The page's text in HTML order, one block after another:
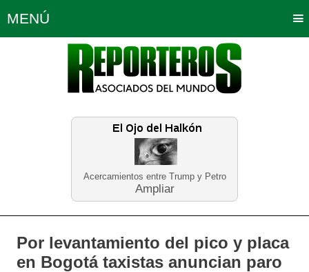
Acercamientos entre Trump y Petro
Ampliar
MENÚ
Política Opinión Bogotá
Planeta Tierra Deportes
Educación Neira
Por levantamiento del pico y placa
en Bogotá taxistas anuncian paro